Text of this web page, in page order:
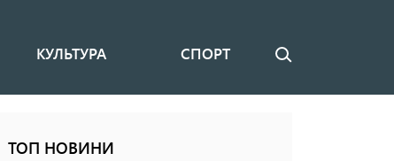
КУЛЬТУРА СПОРТ Пошук
ТОП НОВИНИ